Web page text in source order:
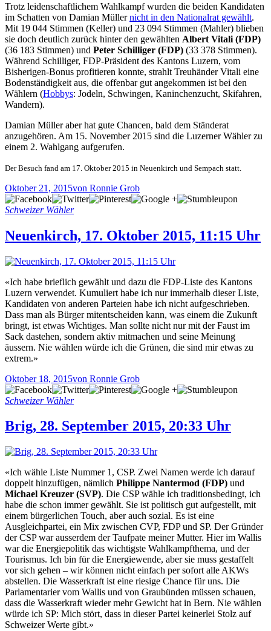
Trotz leidenschaftlichem Wahlkampf wurden die beiden Kandidaten
im Schatten von Damian Müllernicht in den Nationalrat gewählt.
Mit 19 044 Stimmen (Keller) und 23 094 Stimmen (Mahler) blieben
sie doch deutlich zurück hinter den gewählten Albert Vitali (FDP)
(36 183 Stimmen) und Peter Schilliger (FDP) (33 378 Stimmen).
Während Schilliger, FDP-Präsident des Kantons Luzern, vom
Bisherigen-Bonus profitieren konnte, strahlt Treuhänder Vitali eine
Bodenständigkeit aus, die offenbar gut angekommen ist bei den
Wählern (Hobbys: Jodeln, Schwingen, Kaninchenzucht, Skifahren,
Wandern).
Damian Müller aber hat gute Chancen, bald dem Ständerat
anzugehören. Am 15. November 2015 sind die Luzerner Wähler zu
einem 2. Wahlgang aufgerufen.
Der Besuch fand am 17. Oktober 2015 in Neuenkirch und Sempach statt.
Oktober 21, 2015von Ronnie Grob
Schweizer Wähler
Neuenkirch, 17. Oktober 2015, 11:15 Uhr
«Ich habe brieflich gewählt und dazu die FDP-Liste des Kantons
Luzern verwendet. Kumuliert habe ich nur immerhalb dieser Liste,
Kandidaten von anderen Parteien habe ich nicht aufgeschrieben.
Dass man als Bürger mitentscheiden kann, was einem die Zukunft
bringt, ist etwas Wichtiges. Man sollte nicht nur mit der Faust im
Sack dastehen, sondern aktiv mitmachen und seine Meinung
äussern. Nie wählen würde ich die Grünen, die sind mir etwas zu
extrem.»
Oktober 18, 2015von Ronnie Grob
Schweizer Wähler
Brig, 28. September 2015, 20:33 Uhr
«Ich wähle Liste Nummer 1, CSP. Zwei Namen werde ich darauf
doppelt hinzufügen, nämlich Philippe Nantermod (FDP) und
Michael Kreuzer (SVP). Die CSP wähle ich traditionsbedingt, ich
habe die schon immer gewählt. Sie ist politisch gut aufgestellt, mit
einem bürgerlichen Touch, aber auch sozial. Es ist eine
Ausgleichpartei, ein Mix zwischen CVP, FDP und SP. Der Gründer
der CSP war ausserdem der Taufpate meiner Mutter. Hier im Wallis
war die Energiepolitik das wichtigste Wahlkampfthema, und der
Tourismus. Ich bin für die Energiewende, aber sie muss gestaffelt
vor sich gehen – wir können nicht einfach per sofort alle AKWs
abstellen. Die Wasserkraft ist eine riesige Chance für uns. Die
Parlamentarier vom Wallis und von Graubünden müssen schauen,
dass die Wasserkraft wieder mehr Gewicht hat in Bern. Nie wählen
würde ich SP: Mich stört, dass in dieser Partei keinerlei Stolz auf
Schweizer Werte gibt.»